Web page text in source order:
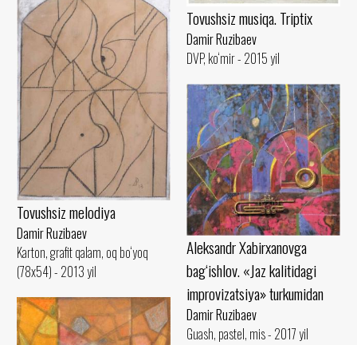
Tovushsiz musiqa. Triptix
Damir Ruzibaev
DVP, ko‘mir - 2015 yil
Tovushsiz melodiya
Damir Ruzibaev
Karton, grafit qalam, oq bo‘yoq
(78x54) - 2013 yil
Aleksandr Xabirxanovga
bag‘ishlov. «Jaz kalitidagi
improvizatsiya» turkumidan
Damir Ruzibaev
Guash, pastel, mis - 2017 yil